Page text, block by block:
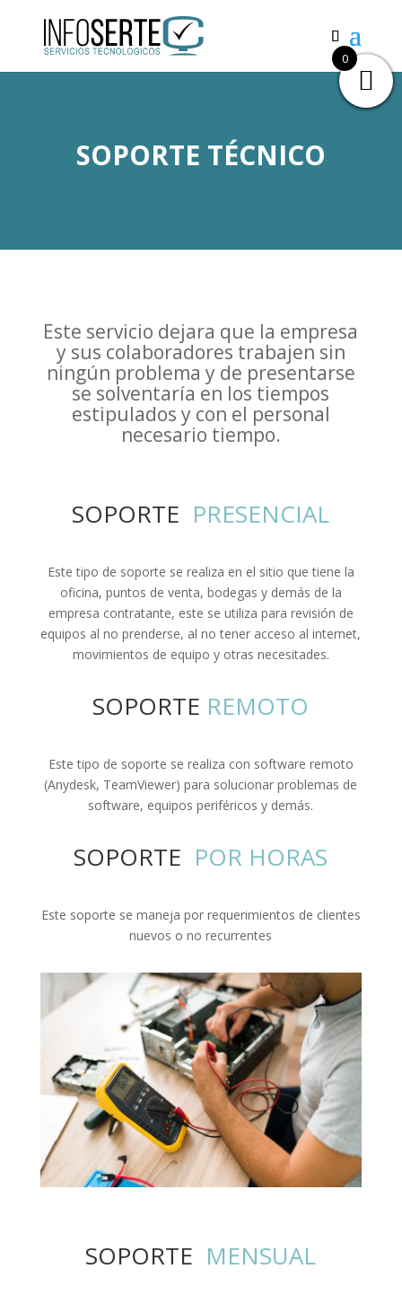
SOPORTE TÉCNICO
Este servicio dejara que la empresa
y sus colaboradores trabajen sin
ningún problema y de presentarse
se solventaría en los tiempos
estipulados y con el personal
necesario tiempo.
SOPORTE PRESENCIAL
Este tipo de soporte se realiza en el sitio que tiene la
oficina, puntos de venta, bodegas y demás de la
empresa contratante, este se utiliza para revisión de
equipos al no prenderse, al no tener acceso al internet,
movimientos de equipo y otras necesitades.
SOPORTE REMOTO
Este tipo de soporte se realiza con software remoto
(Anydesk, TeamViewer) para solucionar problemas de
software, equipos periféricos y demás.
SOPORTE POR HORAS
Este soporte se maneja por requerimientos de clientes
nuevos o no recurrentes
SOPORTE MENSUAL
0